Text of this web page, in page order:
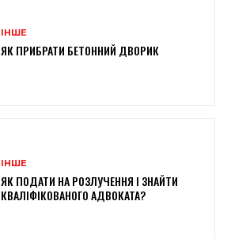
ІНШЕ
ЯК ПРИБРАТИ БЕТОННИЙ ДВОРИК
ІНШЕ
ЯК ПОДАТИ НА РОЗЛУЧЕННЯ І ЗНАЙТИ
КВАЛІФІКОВАНОГО АДВОКАТА?